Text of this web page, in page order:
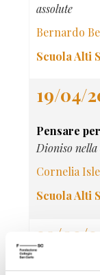
assolute
Bernardo
Scuola Alti
19/04/
Pensare
Dioniso
Cornelia
Scuola Alti
29/03/
Forms and